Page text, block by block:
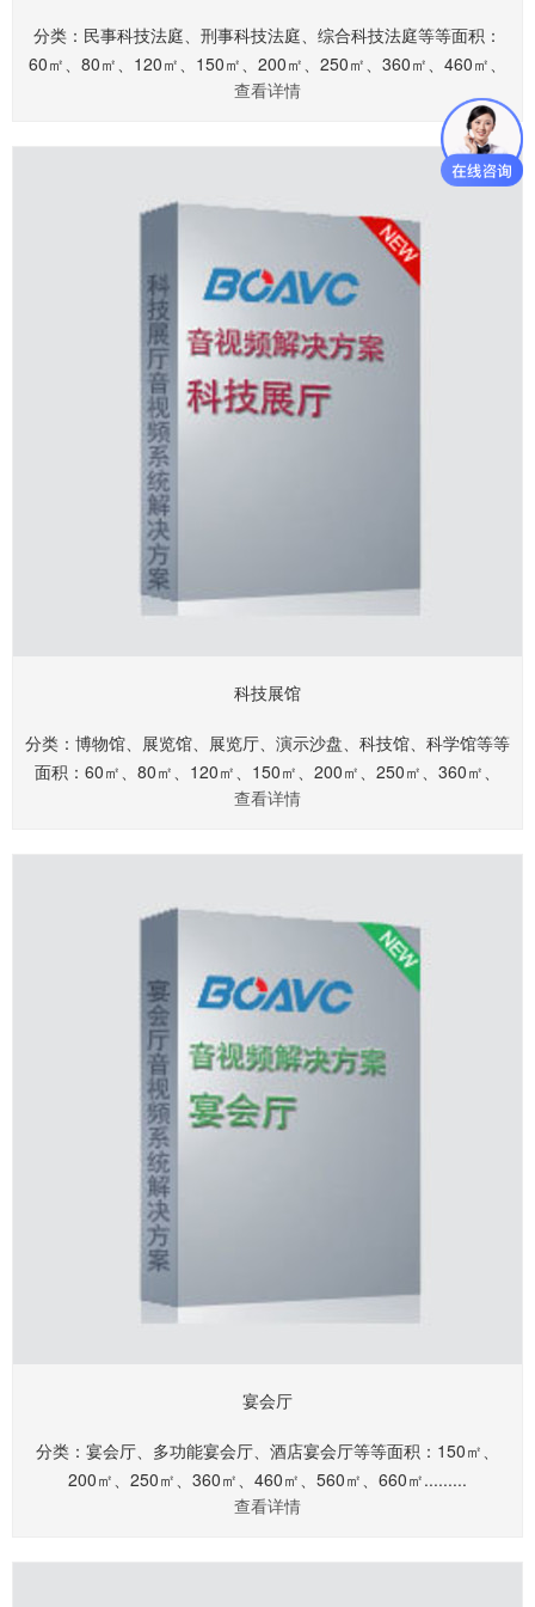
分类：民事科技法庭、刑事科技法庭、综合科技法庭等等面积：
60㎡、80㎡、120㎡、150㎡、200㎡、250㎡、360㎡、460㎡、
560㎡、660㎡.........
查看详情
科技展馆
分类：博物馆、展览馆、展览厅、演示沙盘、科技馆、科学馆等等
面积：60㎡、80㎡、120㎡、150㎡、200㎡、250㎡、360㎡、
460㎡、560㎡、660㎡.........
查看详情
宴会厅
分类：宴会厅、多功能宴会厅、酒店宴会厅等等面积：150㎡、
200㎡、250㎡、360㎡、460㎡、560㎡、660㎡.........
查看详情